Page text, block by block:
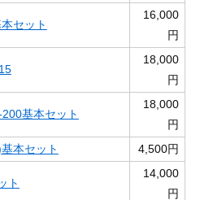
セット
16,000
円
18,000
円
基本セット
18,000
円
本セット
4,500円
ト
14,000
円